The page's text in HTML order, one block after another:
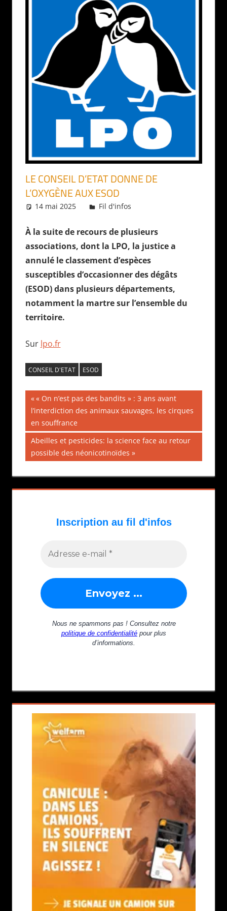
LE CONSEIL D’ETAT DONNE DE
L’OXYGÈNE AUX ESOD
14 mai 2025 Daniel
Fil d'infos
À la suite de recours de plusieurs
associations, dont la LPO, la justice a
annulé le classement d’espèces
susceptibles d’occasionner des dégâts
(ESOD) dans plusieurs départements,
notamment la martre sur l’ensemble du
territoire.
Sur lpo.fr
CONSEIL D'ETAT ESOD
Navigation
de
l’article
Publication
précédente :
« On n’est pas des bandits » : 3 ans avant
l’interdiction des animaux sauvages, les cirques
en souffrance
Publication
suivante :
Abeilles et pesticides: la science face au retour
possible des néonicotinoïdes